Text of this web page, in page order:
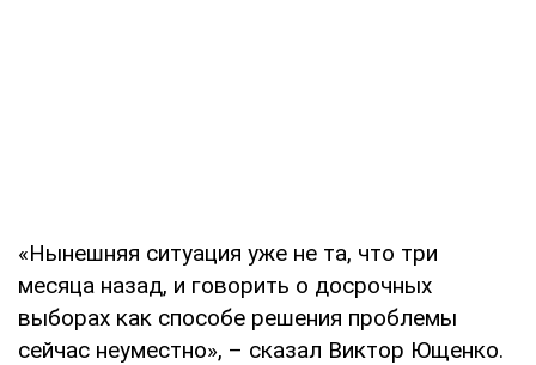
«Нынешняя ситуация уже не та, что три
месяца назад, и говорить о досрочных
выборах как способе решения проблемы
сейчас неуместно», – сказал Виктор Ющенко.